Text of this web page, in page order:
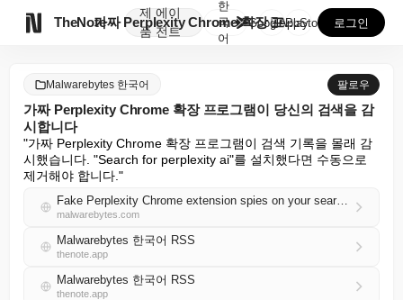
TheNote
제
품
에이
전트
가짜 Perplexity Chrome 확장 프로그램이 ...
한
국
어
GooglePlay
AppStore 로그인
Malwarebytes 한국어 팔로우
가짜 Perplexity Chrome 확장 프로그램이 당신의 검색을 감
시합니다
"가짜 Perplexity Chrome 확장 프로그램이 검색 기록을 몰래 감
시했습니다. "Search for perplexity ai"를 설치했다면 수동으로
제거해야 합니다."
Fake Perplexity Chrome extension spies on your searches
malwarebytes.com
Malwarebytes 한국어 RSS
thenote.app
Malwarebytes 한국어 RSS
thenote.app